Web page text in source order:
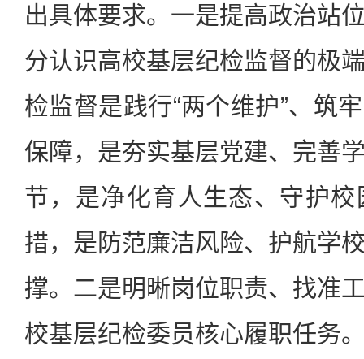
出具体要求。一是提高政治站
分认识高校基层纪检监督的极
检监督是践行“两个维护”、筑
保障，是夯实基层党建、完善
节，是净化育人生态、守护
措，是防范廉洁风险、护航学
撑。二是明晰岗位职责、找准
校基层纪检委员核心履职任务